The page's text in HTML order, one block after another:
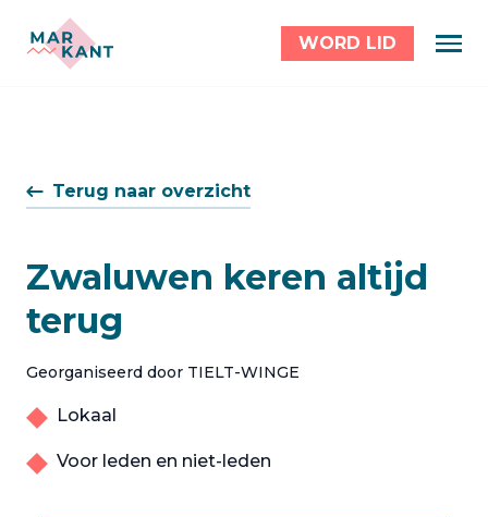
WORD LID
Terug naar overzicht
Zwaluwen keren altijd
terug
Georganiseerd door TIELT-WINGE
Lokaal
Voor leden en niet-leden